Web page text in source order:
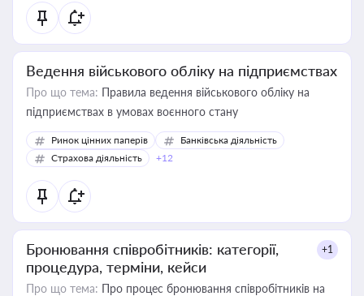
Ведення військового обліку на підприємствах
Про що тема: Правила ведення військового обліку на
підприємствах в умовах воєнного стану
Ринок цінних паперів
Банківська діяльність
Страхова діяльність
+12
Бронювання співробітників: категорії,
процедура, терміни, кейси
+1
Про що тема: Про процес бронювання співробітників на